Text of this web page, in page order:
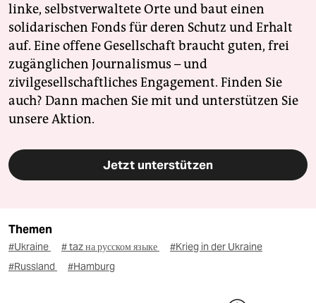
linke, selbstverwaltete Orte und baut einen
solidarischen Fonds für deren Schutz und Erhalt
auf. Eine offene Gesellschaft braucht guten, frei
zugänglichen Journalismus – und
zivilgesellschaftliches Engagement. Finden Sie
auch? Dann machen Sie mit und unterstützen Sie
unsere Aktion.
Jetzt unterstützen
Themen
#Ukraine # taz на русском языке
#Krieg in der Ukraine
#Russland
#Hamburg